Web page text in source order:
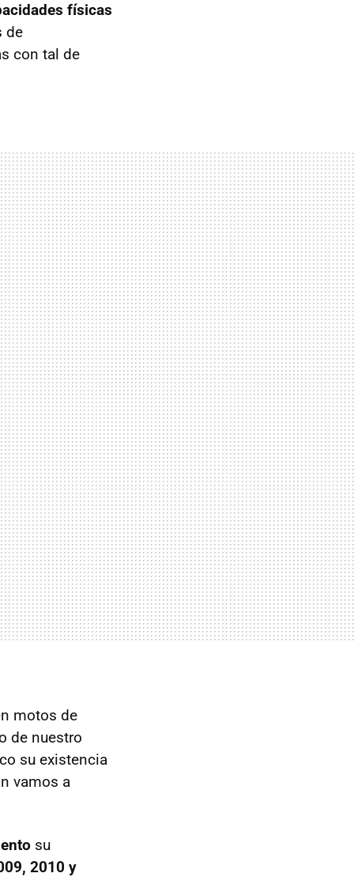
físicas
de
con tal de
motos de
de nuestro
su existencia
vamos a
su
2010 y